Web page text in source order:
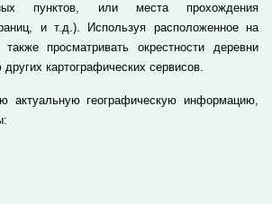
пунктов, или места прохождения
и т.д.). Используя расположенное на
просматривать окрестности деревни
картографических сервисов.
актуальную географическую информацию,